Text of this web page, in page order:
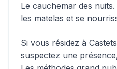
Le cauchemar des
les matelas et se
Si vous résidez à
suspectez une